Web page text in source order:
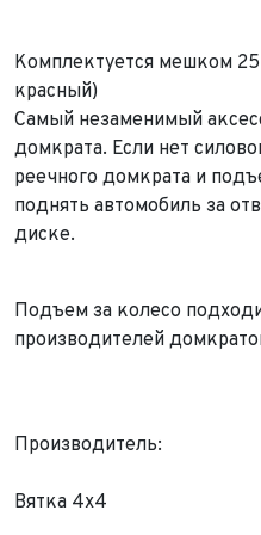
Комплектуется мешком
красный)
Самый незаменимый
домкрата. Если нет
реечного домкрата и
поднять автомобиль за
диске.
Подъем за колесо
производителей
Производитель:
Вятка 4x4
Телефон*
Ваш город
ФИО*
Марка и Модель*
Заявка
Год выпуска